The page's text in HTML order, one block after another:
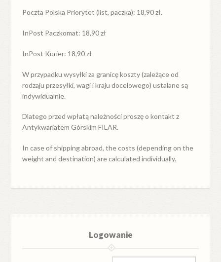
Poczta Polska Priorytet (list, paczka): 18,90 zł.
InPost Paczkomat: 18,90 zł
InPost Kurier: 18,90 zł
W przypadkuwysyłkiza granicękoszty (zależące od
rodzaju przesyłki, wagi i kraju docelowego) ustalane są
indywidualnie.
Dlatego przed wpłatą należności proszę o kontakt z
Antykwariatem Górskim FILAR.
In case of shipping abroad, the costs (depending on the
weight and destination) are calculated individually.
Logowanie